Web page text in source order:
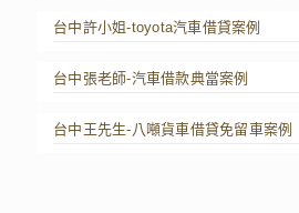
台中許小姐-toyota汽車借貸案例
台中張老師-汽車借款典當案例
台中王先生-八噸貨車借貸免留車案例